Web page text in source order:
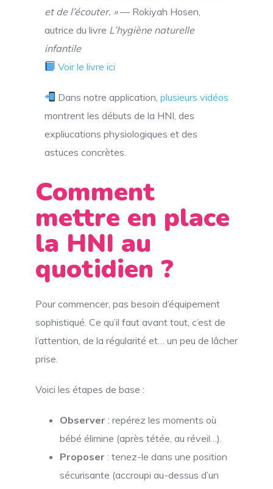
et de l’écouter. »— Rokiyah Hosen,
autrice du livre L’hygiène naturelle
infantile
Voir le livre ici
Dans notre application, plusieurs vidéos
montrent les débuts de la HNI, des
expliucations physiologiques et des
astuces concrètes.
Comment
mettre en place
la HNI au
quotidien ?
Pour commencer, pas besoin d’équipement
sophistiqué. Ce qu’il faut avant tout, c’est de
l’attention, de la régularité et… un peu de lâcher
prise.
Voici les étapes de base :
Observer : repérez les moments où
bébé élimine (après tétée, au réveil…).
Proposer : tenez-le dans une position
sécurisante (accroupi au-dessus d’un